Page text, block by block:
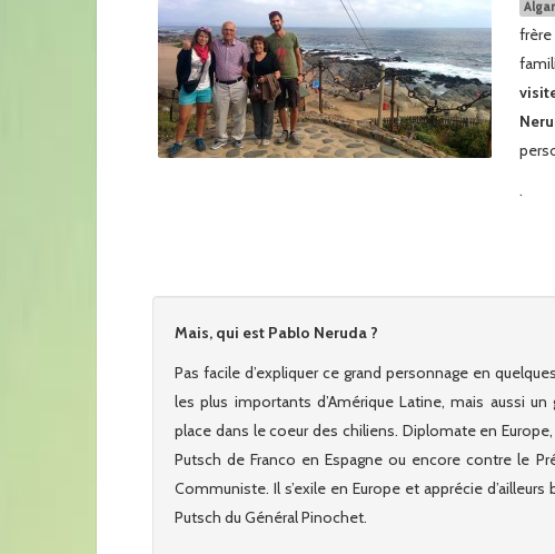
.
Mais, qui est Pablo Neruda ?
Pas facile d’expliquer ce grand personnage en
les plus importants d’Amérique Latine, mais aussi
place dans le coeur des chiliens. Diplomate en
Putsch de Franco en Espagne ou encore contre le
Communiste. Il s’exile en Europe et apprécie d’ailleurs
Putsch du Général Pinochet.